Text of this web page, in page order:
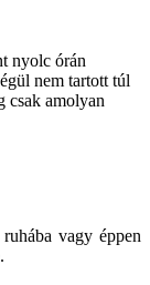
nyolc órán
nem tartott túl
csak amolyan
vagy éppen